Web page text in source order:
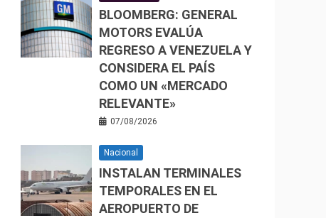
BLOOMBERG: GENERAL
MOTORS EVALÚA
REGRESO A VENEZUELA Y
CONSIDERA EL PAÍS
COMO UN «MERCADO
RELEVANTE»
07/08/2026
Nacional
INSTALAN TERMINALES
TEMPORALES EN EL
AEROPUERTO DE